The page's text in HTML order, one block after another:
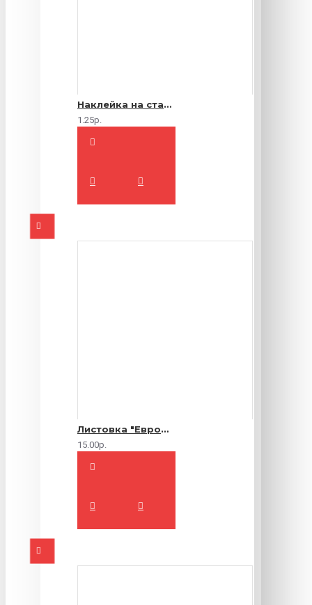
Наклейка на стакан
1.25р.
Листовка "Еврофлаер" (цветная с двух сторон)
15.00р.